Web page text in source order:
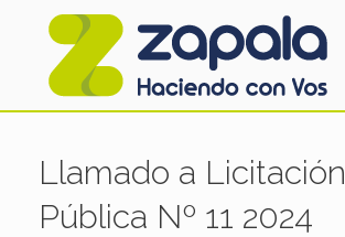
Llamado a Licitación
Pública Nº 11 2024